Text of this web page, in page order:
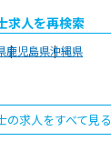
求人を再検索
鹿児島県沖縄県
の求人をすべて見る